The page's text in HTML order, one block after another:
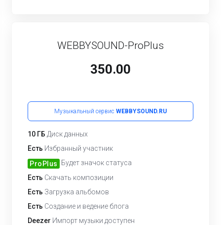
WEBBYSOUND-ProPlus
350.00
Музыкальный сервис WEBBYSOUND.RU
10 ГБ Диск данных
Есть Избранный участник
ProPlus
Будет значок статуса
Есть Скачать композиции
Есть Загрузка альбомов
Есть Создание и ведение блога
Deezer Импорт музыки доступен